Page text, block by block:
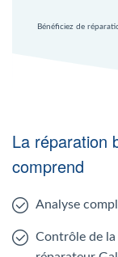
Bénéficiez de
La réparation
comprend
Analyse
Contrôle de